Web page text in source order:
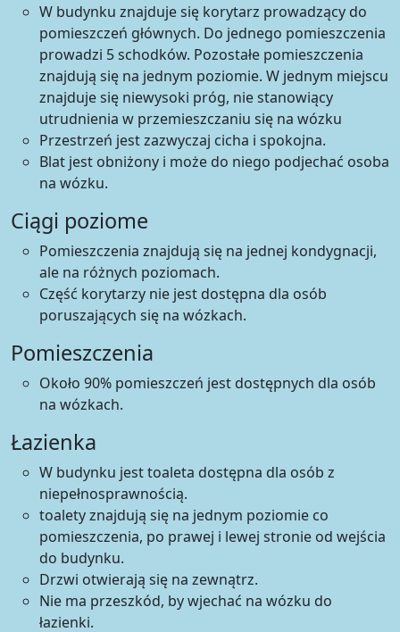
W budynku znajduje się korytarz prowadzący do
pomieszczeń głównych. Do jednego pomieszczenia
prowadzi 5 schodków. Pozostałe pomieszczenia
znajdują się na jednym poziomie. W jednym miejscu
znajduje się niewysoki próg, nie stanowiący
utrudnienia w przemieszczaniu się na wózku
Przestrzeń jest zazwyczaj cicha i spokojna.
Blat jest obniżony i może do niego podjechać osoba
na wózku.
Ciągi poziome
Pomieszczenia znajdują się na jednej kondygnacji,
ale na różnych poziomach.
Część korytarzy nie jest dostępna dla osób
poruszających się na wózkach.
Pomieszczenia
Około 90% pomieszczeń jest dostępnych dla osób
na wózkach.
Łazienka
W budynku jest toaleta dostępna dla osób z
niepełnosprawnością.
toalety znajdują się na jednym poziomie co
pomieszczenia, po prawej i lewej stronie od wejścia
do budynku.
Drzwi otwierają się na zewnątrz.
Nie ma przeszkód, by wjechać na wózku do
łazienki.